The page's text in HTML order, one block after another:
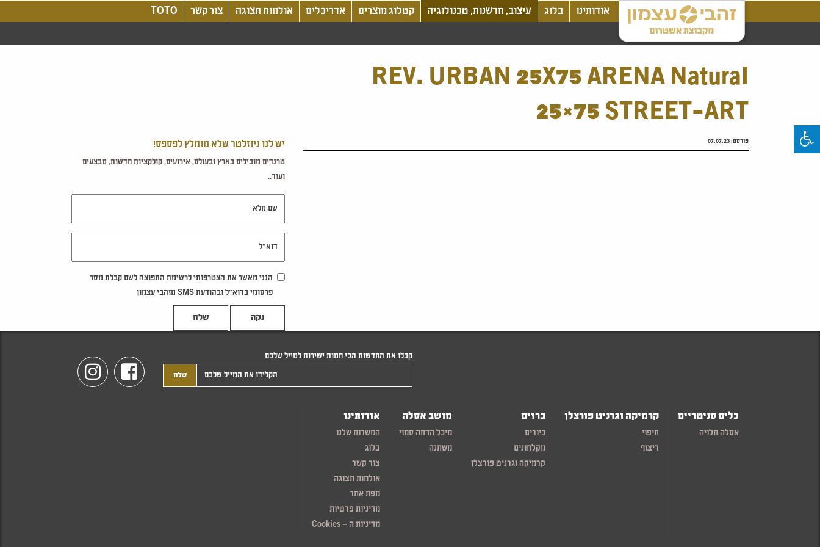
אודותינו בלוג עיצוב, חדשנות, טכנולוגיה קטלוג מוצרים אדריכלים אולמות תצוגה צור קשר TOTO
REV. URBAN 25X75 ARENA Natural
25×75 STREET-ART
פורסם:07.07.23 יש לנו ניוזלטר שלא מומלץ לפספס!
טרנדים מובילים בארץ ובעולם, אירועים, קולקציות חדשות, מבצעים
ועוד..
הנני מאשר את הצטרפותי לרשימת התפוצה לשם קבלת מסר
פרסומי בדוא"ל ובהודעת SMS מזהבי עצמון
נקה
Facebook
Instagram
קבלו את החדשות הכי חמות ישירות למייל שלכם
כלים סניטריים
אסלה תלויה
קרמיקה וגרניט פורצלן
חיפוי
ריצוף
ברזים
כיורים
מקלחונים
קרמיקה וגרניט פורצלן
מושב אסלה
מיכל הדחה סמוי
משתנה
אודותינו
המשרות שלנו
בלוג
צור קשר
אולמות תצוגה
מפת אתר
מדיניות פרטיות
מדיניות ה – Cookies